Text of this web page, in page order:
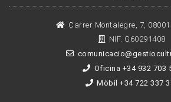
Carrer Montalegre, 7,
NIF. G60291408
Oficina +34 932 703
Mòbil +34 722 337